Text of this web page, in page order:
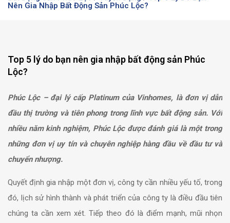
Nên Gia Nhập Bất Động Sản Phúc Lộc?
Top 5 lý do bạn nên gia nhập bất động sản Phúc
Lộc?
Phúc Lộc – đại lý cấp Platinum của Vinhomes, là đơn vị dẫn
đầu thị trường và tiên phong trong lĩnh vực bất động sản. Với
nhiều năm kinh nghiệm, Phúc Lộc được đánh giá là một trong
những đơn vị uy tín và chuyên nghiệp hàng đầu về đầu tư và
chuyển nhượng.
Quyết định gia nhập một đơn vị, công ty cần nhiều yếu tố, trong
đó, lịch sử hình thành và phát triển của công ty là điều đầu tiên
chúng ta cần xem xét. Tiếp theo đó là điểm mạnh, mũi nhọn